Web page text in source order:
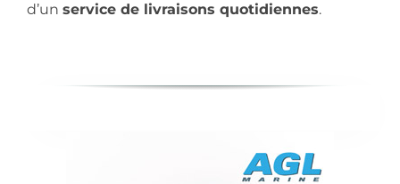
d’un service de livraisons quotidiennes.